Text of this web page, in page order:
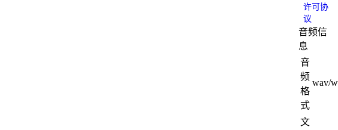
许可协
议
音频信
息
音
频
格
式
wav/
文